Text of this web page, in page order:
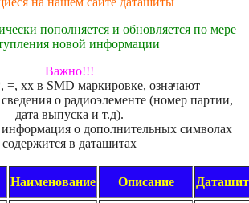
пополняется и обновляется по мере
новой информации
Важно!!!
xx в SMD маркировке, означают
о радиоэлементе (номер партии,
дата выпуска и т.д).
информация о дополнительных символах
содержится в даташитах
Наименование Описание Даташит